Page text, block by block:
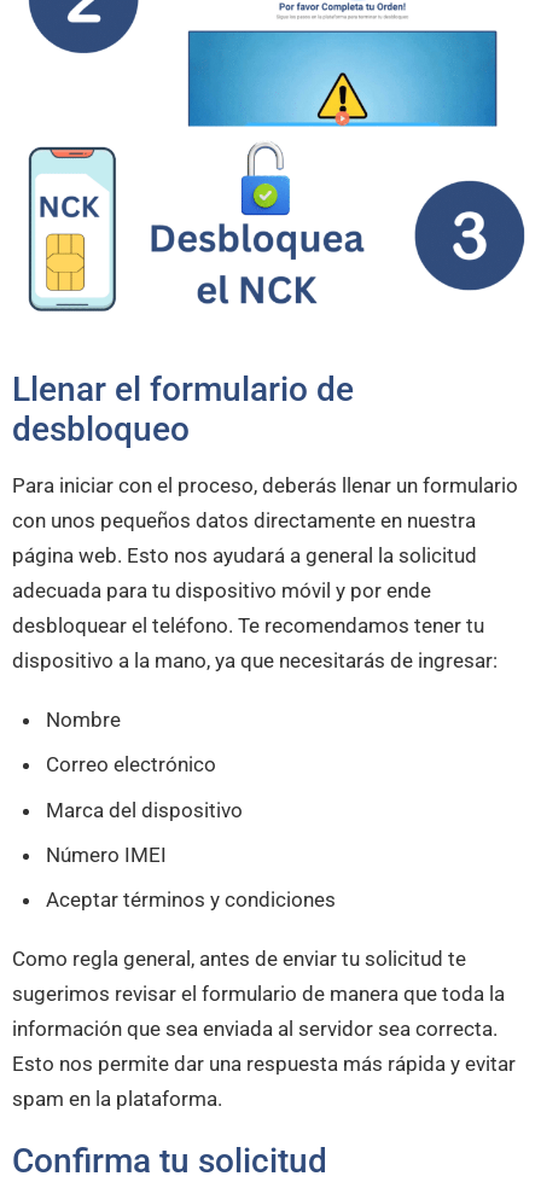
Llenar el formulario de
desbloqueo
Para iniciar con el proceso, deberás llenar un formulario
con unos pequeños datos directamente en nuestra
página web. Esto nos ayudará a general la solicitud
adecuada para tu dispositivo móvil y por ende
desbloquear el teléfono. Te recomendamos tener tu
dispositivo a la mano, ya que necesitarás de ingresar:
Nombre
Correo electrónico
Marca del dispositivo
Número IMEI
Aceptar términos y condiciones
Como regla general, antes de enviar tu solicitud te
sugerimos revisar el formulario de manera que toda la
información que sea enviada al servidor sea correcta.
Esto nos permite dar una respuesta más rápida y evitar
spam en la plataforma.
Confirma tu solicitud